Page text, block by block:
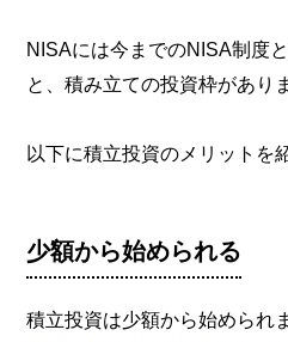
NISAには今までのNISA制度
と、積み立ての投資枠があり
以下に積立投資のメリットを
少額から始められる
積立投資は少額から始められ